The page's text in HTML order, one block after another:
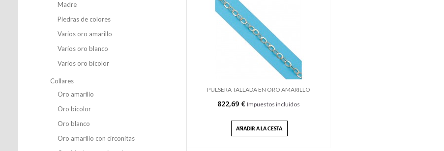
Madre
Piedras de colores
Varios oro amarillo
Varios oro blanco
Varios oro bicolor
Collares
Oro amarillo
Oro bicolor
Oro blanco
Oro amarillo con circonitas
PULSERA TALLADA EN ORO AMARILLO
822,69 € Impuestos incluidos
AÑADIR A LA CESTA